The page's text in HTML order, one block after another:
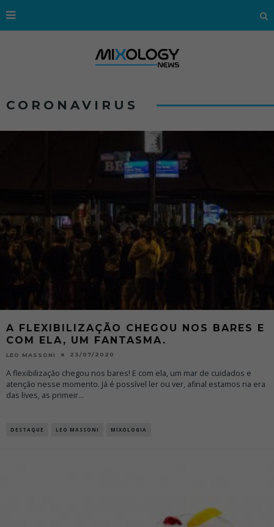
CORONAVIRUS
A FLEXIBILIZAÇÃO CHEGOU NOS BARES E
COM ELA, UM FANTASMA.
LEO MASSONI 23/07/2020
A flexibilização chegou nos bares! E com ela, um mar de cuidados e
atenção nesse momento. Já é possível ler ou ver, afinal estamos na era
das lives, as primeir...
DESTAQUE LEO MASSONI MIXOLOGIA